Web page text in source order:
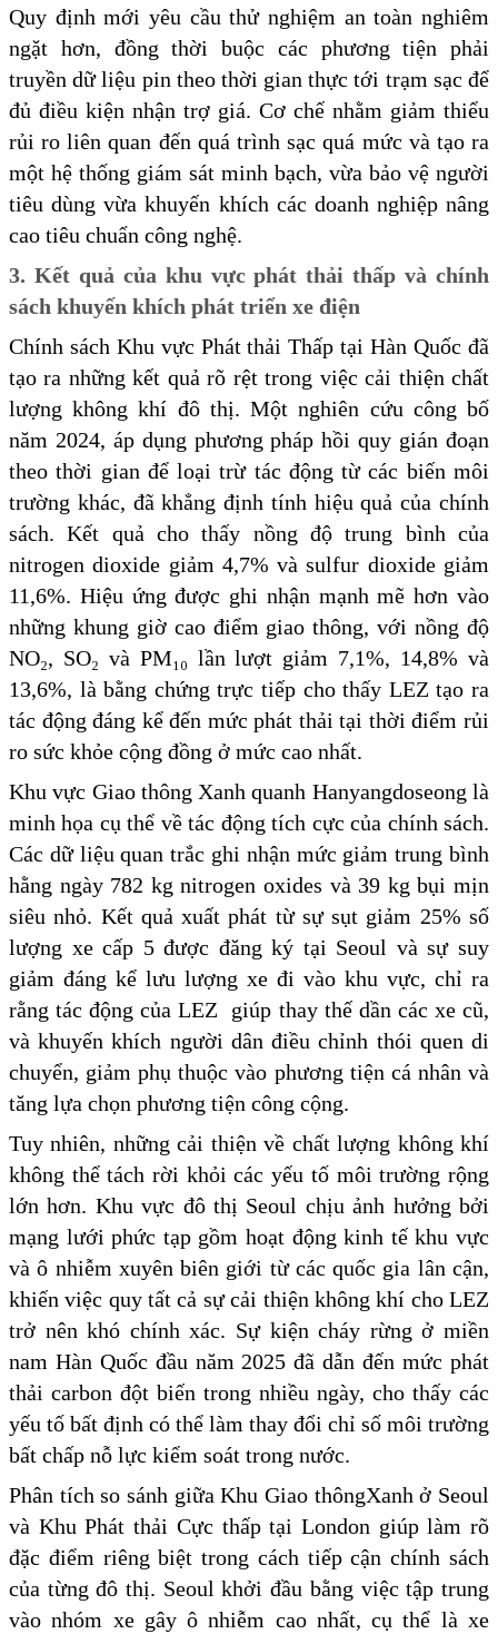
Quy định mới yêu cầu thử nghiệm an toàn nghiêm
ngặt hơn, đồng thời buộc các phương tiện phải
truyền dữ liệu pin theo thời gian thực tới trạm sạc để
đủ điều kiện nhận trợ giá. Cơ chế nhằm giảm thiểu
rủi ro liên quan đến quá trình sạc quá mức và tạo ra
một hệ thống giám sát minh bạch, vừa bảo vệ người
tiêu dùng vừa khuyến khích các doanh nghiệp nâng
cao tiêu chuẩn công nghệ.
3. Kết quả của khu vực phát thải thấp và chính
sách khuyến khích phát triển xe điện
Chính sách Khu vực Phát thải Thấp tại Hàn Quốc đã
tạo ra những kết quả rõ rệt trong việc cải thiện chất
lượng không khí đô thị. Một nghiên cứu công bố
năm 2024, áp dụng phương pháp hồi quy gián đoạn
theo thời gian để loại trừ tác động từ các biến môi
trường khác, đã khẳng định tính hiệu quả của chính
sách. Kết quả cho thấy nồng độ trung bình của
nitrogen dioxide giảm 4,7% và sulfur dioxide giảm
11,6%. Hiệu ứng được ghi nhận mạnh mẽ hơn vào
những khung giờ cao điểm giao thông, với nồng độ
NO₂, SO₂ và PM₁₀ lần lượt giảm 7,1%, 14,8% và
13,6%, là bằng chứng trực tiếp cho thấy LEZ tạo ra
tác động đáng kể đến mức phát thải tại thời điểm rủi
ro sức khỏe cộng đồng ở mức cao nhất.
Khu vực Giao thông Xanh quanh Hanyangdoseong là
minh họa cụ thể về tác động tích cực của chính sách.
Các dữ liệu quan trắc ghi nhận mức giảm trung bình
hằng ngày 782 kg nitrogen oxides và 39 kg bụi mịn
siêu nhỏ. Kết quả xuất phát từ sự sụt giảm 25% số
lượng xe cấp 5 được đăng ký tại Seoul và sự suy
giảm đáng kể lưu lượng xe đi vào khu vực, chỉ ra
rằng tác động của LEZ giúp thay thế dần các xe cũ,
và khuyến khích người dân điều chỉnh thói quen di
chuyển, giảm phụ thuộc vào phương tiện cá nhân và
tăng lựa chọn phương tiện công cộng.
Tuy nhiên, những cải thiện về chất lượng không khí
không thể tách rời khỏi các yếu tố môi trường rộng
lớn hơn. Khu vực đô thị Seoul chịu ảnh hưởng bởi
mạng lưới phức tạp gồm hoạt động kinh tế khu vực
và ô nhiễm xuyên biên giới từ các quốc gia lân cận,
khiến việc quy tất cả sự cải thiện không khí cho LEZ
trở nên khó chính xác. Sự kiện cháy rừng ở miền
nam Hàn Quốc đầu năm 2025 đã dẫn đến mức phát
thải carbon đột biến trong nhiều ngày, cho thấy các
yếu tố bất định có thể làm thay đổi chỉ số môi trường
bất chấp nỗ lực kiểm soát trong nước.
Phân tích so sánh giữa Khu Giao thôngXanh ở Seoul
và Khu Phát thải Cực thấp tại London giúp làm rõ
đặc điểm riêng biệt trong cách tiếp cận chính sách
của từng đô thị. Seoul khởi đầu bằng việc tập trung
vào nhóm xe gây ô nhiễm cao nhất, cụ thể là xe